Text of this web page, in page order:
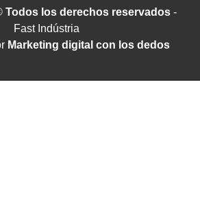
Todos los derechos reservados-
Fast Indústria
Marketing digital con los dedos